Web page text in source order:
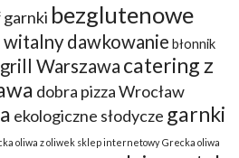
bezglutenowe
witalny dawkowanie błonnik
Warszawa catering z
dobra pizza Wrocław
ekologiczne słodycze garnki
oliwa z oliwek sklep internetowy Grecka oliwa